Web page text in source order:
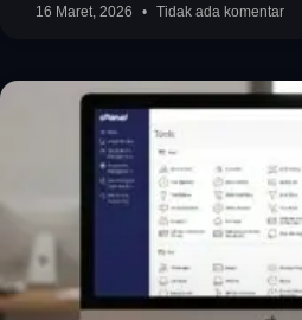
16 Maret, 2026 Tidak ada komentar